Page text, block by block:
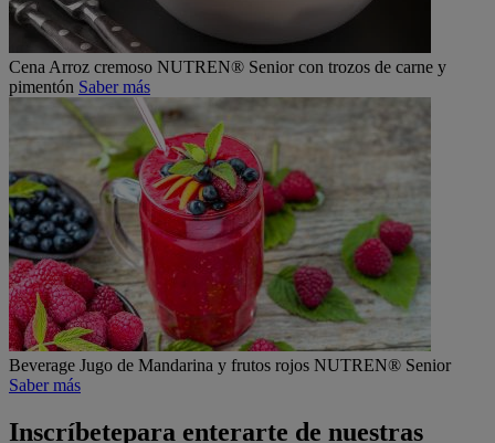
Cena Arroz cremoso NUTREN® Senior con trozos de carne y
pimentón Saber más
Beverage Jugo de Mandarina y frutos rojos NUTREN® Senior
Saber más
Inscríbetepara enterarte de nuestras